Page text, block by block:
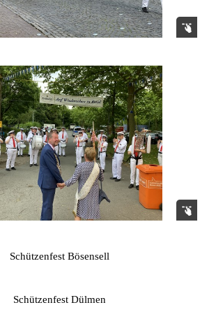
Schützenfest Bösensell
Schützenfest Dülmen